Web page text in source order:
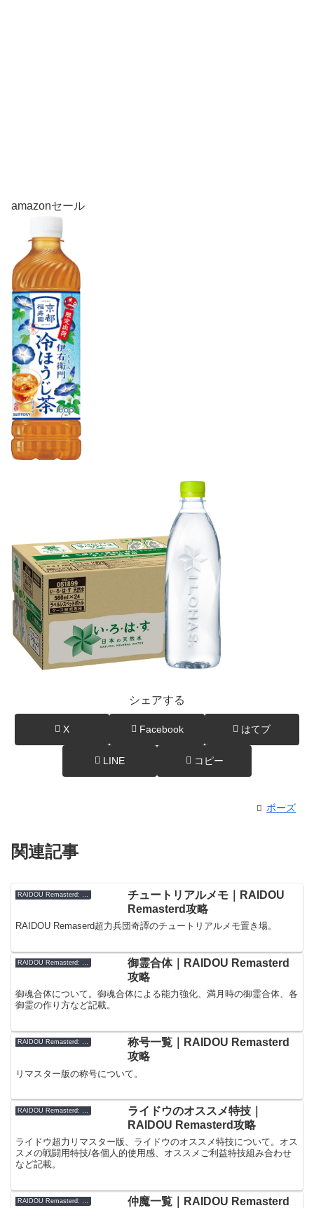
amazonセール
シェアする
X Facebook はてブ
LINE コピー
ボーズ
関連記事
チュートリアルメモ｜RAIDOU
Remasterd攻略
RAIDOU Remaserd超力兵団奇譚のチュートリアルメモ置き場。
御霊合体｜RAIDOU Remasterd
攻略
御魂合体について。御魂合体による能力強化、満月時の御霊合体、各
御霊の作り方など記載。
RAIDOU Remasterd: 超力兵団奇譚
称号一覧｜RAIDOU Remasterd
攻略
リマスター版の称号について。
ライドウのオススメ特技｜
RAIDOU Remasterd攻略
ライドウ超力リマスター版、ライドウのオススメ特技について。オス
スメの戦闘用特技/各個人的使用感、オススメご利益特技組み合わせ
など記載。
仲魔一覧｜RAIDOU Remasterd